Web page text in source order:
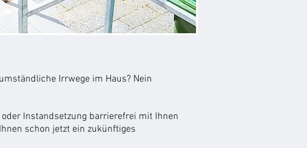
Irrwege im Haus? Nein
Instandsetzung barrierefrei mit Ihnen
schon jetzt ein zukünftiges